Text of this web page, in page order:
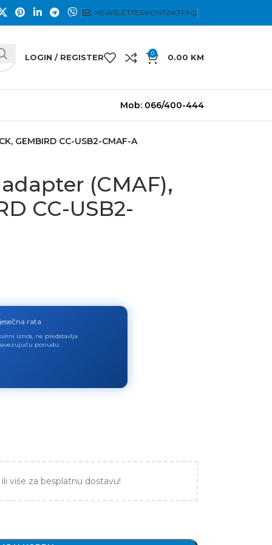
NEWSLETTERKONTAKTFAQ
LOGIN / REGISTER 0 0.00 KM
Mob: 066/400-444
GEMBIRD CC-USB2-CMAF-A
(CMAF),
CC-USB2-
rata
iznos, ne predstavlja
ponudu.
ili više za besplatnu dostavu!